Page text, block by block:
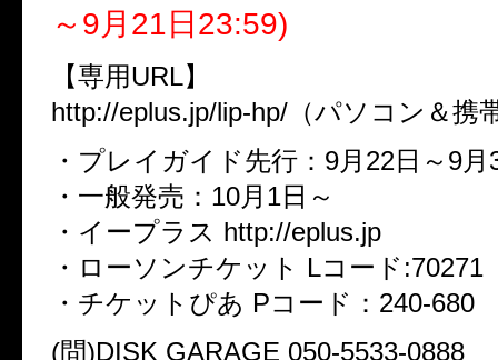
～9月21日23:59)
【専用URL】
http://eplus.jp/lip-hp/（パソコン＆携
・プレイガイド先行：9月22日～9月
・一般発売：10月1日～
・イープラス http://eplus.jp
・ローソンチケット Lコード:70271
・チケットぴあ Pコード：240-680
(問)DISK GARAGE 050-5533-0888